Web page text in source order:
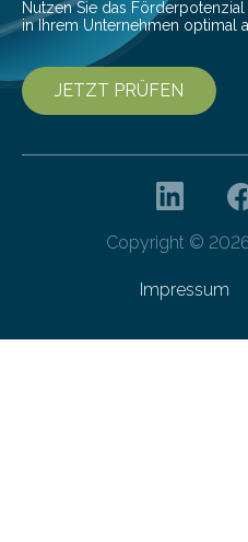
Nutzen Sie das Förderpotenzial
in Ihrem Unternehmen optimal
JETZT PRÜFEN
Copyright ©
Impressum